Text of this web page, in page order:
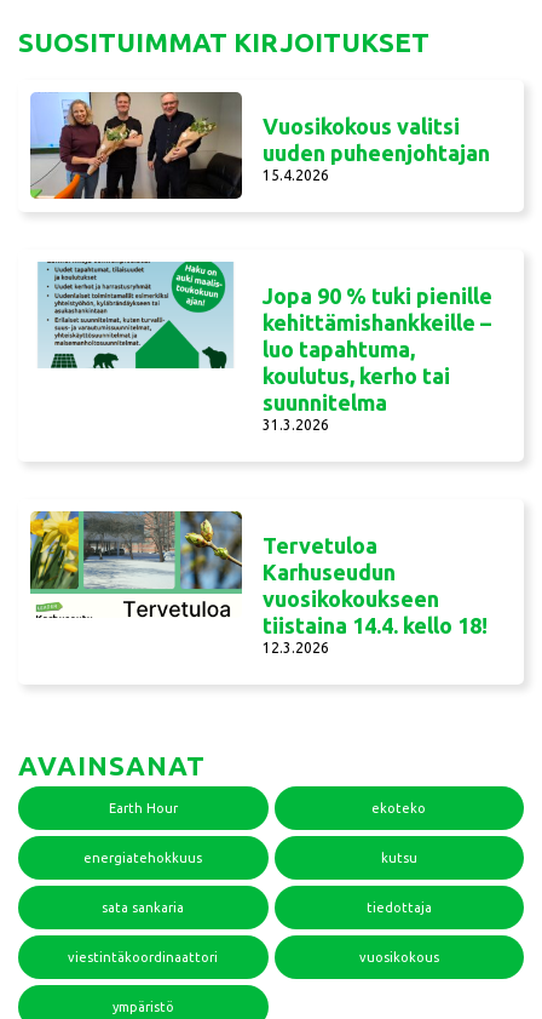
SUOSITUIMMAT KIRJOITUKSET
Vuosikokous valitsi
uuden puheenjohtajan
15.4.2026
Jopa 90 % tuki pienille
kehittämishankkeille –
luo tapahtuma,
koulutus, kerho tai
suunnitelma
31.3.2026
Tervetuloa
Karhuseudun
vuosikokoukseen
tiistaina 14.4. kello 18!
12.3.2026
AVAINSANAT
Earth Hour ekoteko
energiatehokkuus kutsu
sata sankaria tiedottaja
viestintäkoordinaattori vuosikokous
ympäristö